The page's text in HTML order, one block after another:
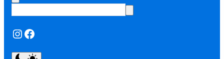
Instagram
Facebook